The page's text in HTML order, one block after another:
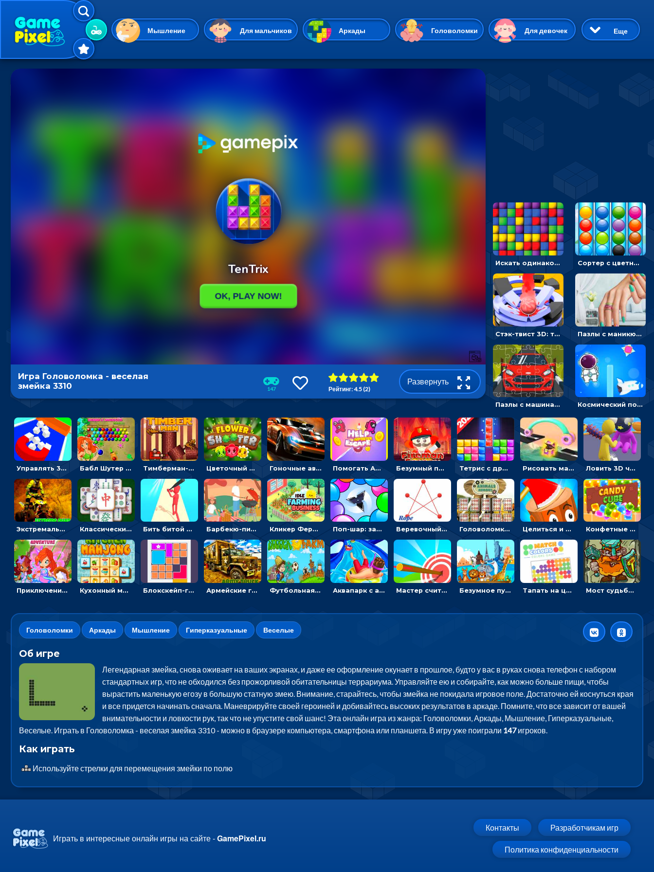
Мышление Для мальчиков Аркады Головоломки Для девочек
Гиперказуальные Казуальные Веселые 3D Приключения
Симуляторы
Еще
Искать одинаковые блоки и убирать их - головоломка на внимание Сортер с цветными шариками: размещать в колбах по цвету
Стэк-твист 3D: тапай по шарику, чтобы разбивать платформы Пазлы с маникюром: собери идеальный рисунок для ногтей
Пазлы с машинами Форд: собирать картинки и открывать новые Космический побег: двигать космонавта, чтобы попасть к кораблю
Игра Головоломка - веселая
змейка 3310
147 Рейтинг: 4.5 (2)
Развернуть
Управлять 3D магнитом, чтобы собирать фигуры и сбрасывать в пропасть Бабл Шутер в джунглях: стрелять шариками по цветным целям Тимберман-дровосек: меняй сторону и руби дерево Цветочный шутер: стрелять пчелками по цветам Гоночные авто в пазлах: разбей картинку и собери снова Помогать Амонг Ас бежать из комнаты через преграды - приключения Безумный пожарный: направлять шланг, чтобы тушить горящие бревна Тетрис с драгоценными камнями: расставляй блоки, чтобы получить линию - головоломка Рисовать машину и выигрывать гонку - для мальчиков Ловить 3D человечком своего цвета и собирать драгоценности - гиперказуалка
Экстремальные пазлы с квадроциклами: собирать крутые тачки Классический маджонг на время: находить пары одинаковых плиток, чтобы расчищать поле Бить битой по шарику, чтобы сбивать кубики с буквами на пути к финишу - 3D Барбекю-пикник: искать скрытые предметы на картинках - головоломка Кликер Фермерский бизнес: расти овощи, чтобы богатеть Поп-шар: запускать колючку, чтобы лопать воздушные шарики Веревочный мастер: двигай узелки и развязывай их Головоломка с животными: переворачивать карточки, чтобы находить пару Целиться и метать топор в 3D мишени Конфетные кубики: двигать сладости в сторону, чтобы стрелять по целям
Приключения Клуба Винкс: менять дорожки, чтобы собирать кристаллы Кухонный маджонг: соединять пары посуды и расчищать поле Блокскейп-головоломка: двигать блоки, чтобы достать элемент со звездой Армейские грузовики в пазлах: собери военную машину Футбольная ферма: бей по мячу, чтобы забивать в ворота и ловить звезды Аквапарк с акулами: жми, чтобы лететь к финишу по волнам Мастер считать стрелы: увеличивать запас, чтобы поразить больше целей Безумное путешествие друзей по миру: собирать пазлы из фото с животными Тапать на цветные точки, чтобы взрывать одинаковые - три в ряд Мост судьбы: прыгать по платформам и бить молотом орков
Головоломки Аркады Мышление Гиперказуальные Веселые
Об игре
Легендарная змейка, снова оживает на ваших экранах, и даже ее оформление окунает в прошлое, будто у вас в руках снова телефон с набором
стандартных игр, что не обходился без прожорливой обитательницы террариума. Управляйте ею и собирайте, как можно больше пищи, чтобы
вырастить маленькую егозу в большую статную змею. Внимание, старайтесь, чтобы змейка не покидала игровое поле. Достаточно ей коснуться края
и все придется начинать сначала. Маневрируйте своей героиней и добивайтесь высоких результатов в аркаде. Помните, что все зависит от вашей
внимательности и ловкости рук, так что не упустите свой шанс! Эта онлайн игра из жанра: Головоломки, Аркады, Мышление, Гиперказуальные,
Веселые. Играть в Головоломка - веселая змейка 3310 - можно в браузере компьютера, смартфона или планшета. В игру уже поиграли 147игроков.
Как играть
Используйте стрелки для перемещения змейки по полю
Играть в интересные онлайн игры на сайте -GamePixel.ru
Контакты Разработчикам игр
Политика конфиденциальности